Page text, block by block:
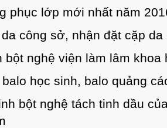
phục lớp mới nhất năm
công sở, nhận đặt cặp
bột nghệ viện làm lâm khoa
học sinh, balo quảng
bột nghệ tách tinh dầu